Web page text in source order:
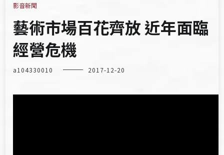
影音新聞
藝術市場百花齊放 近年面臨
經營危機
a104330010 2017-12-20